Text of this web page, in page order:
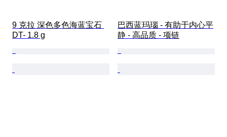
9 克拉 深色多色海蓝宝石
DT- 1.8 g
巴西蓝玛瑙 - 有助于内心平
静 - 高品质 - 项链